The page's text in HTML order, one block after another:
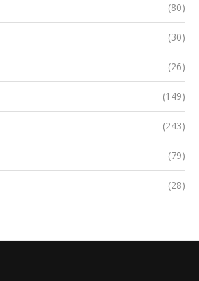
(80)
(30)
(26)
(149)
(243)
(79)
(28)